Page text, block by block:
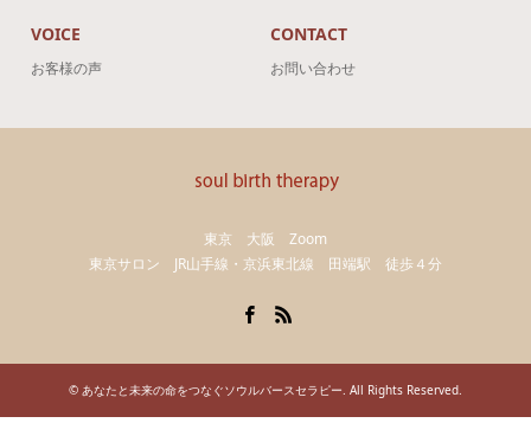
VOICE
お客様の声
CONTACT
お問い合わせ
東京 大阪 Zoom
東京サロン JR山手線・京浜東北線 田端駅 徒歩４分
© あなたと未来の命をつなぐソウルバースセラピー. All Rights Reserved.